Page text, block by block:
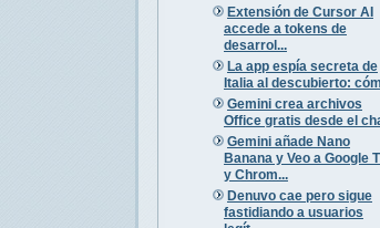
Extensión de Cursor AI
accede a tokens de
desarrol...
La app espía secreta de
Italia al descubierto:
Gemini crea archivos
Office gratis desde el
Gemini añade Nano
Banana y Veo a Google
y Chrom...
Denuvo cae pero sigue
fastidiando a usuarios